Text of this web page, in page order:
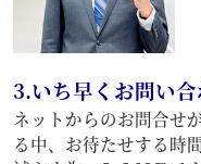
3.いち早くお問い
ネットからのお問合せ
る中、お待たせする時